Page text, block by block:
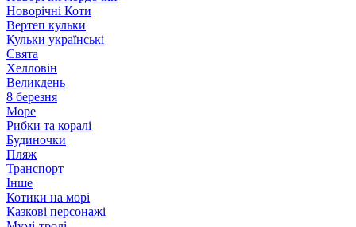
Новорічні Коти
Вертеп кульки
Кульки українські
Свята
Хелловін
Великдень
8 березня
Море
Рибки та коралі
Будиночки
Пляж
Транспорт
Інше
Котики на морі
Казкові персонажі